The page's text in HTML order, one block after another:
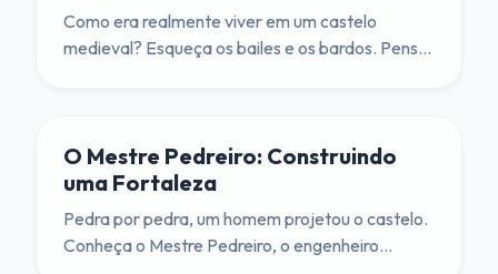
Como era realmente viver em um castelo
medieval? Esqueça os bailes e os bardos. Pense
O Mestre Pedreiro: Construindo
uma Fortaleza
Pedra por pedra, um homem projetou o castelo.
Conheça o Mestre Pedreiro, o engenheiro